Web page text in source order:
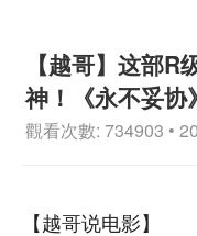
【越哥】这部
神！《永不妥协》
觀看次數: 734903 •
【越哥说电影】